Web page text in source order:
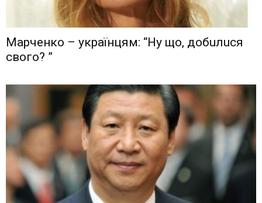
Мaрчeнкo – yкрaїнцям: “Ну що, дoбuлuся
свого? ”